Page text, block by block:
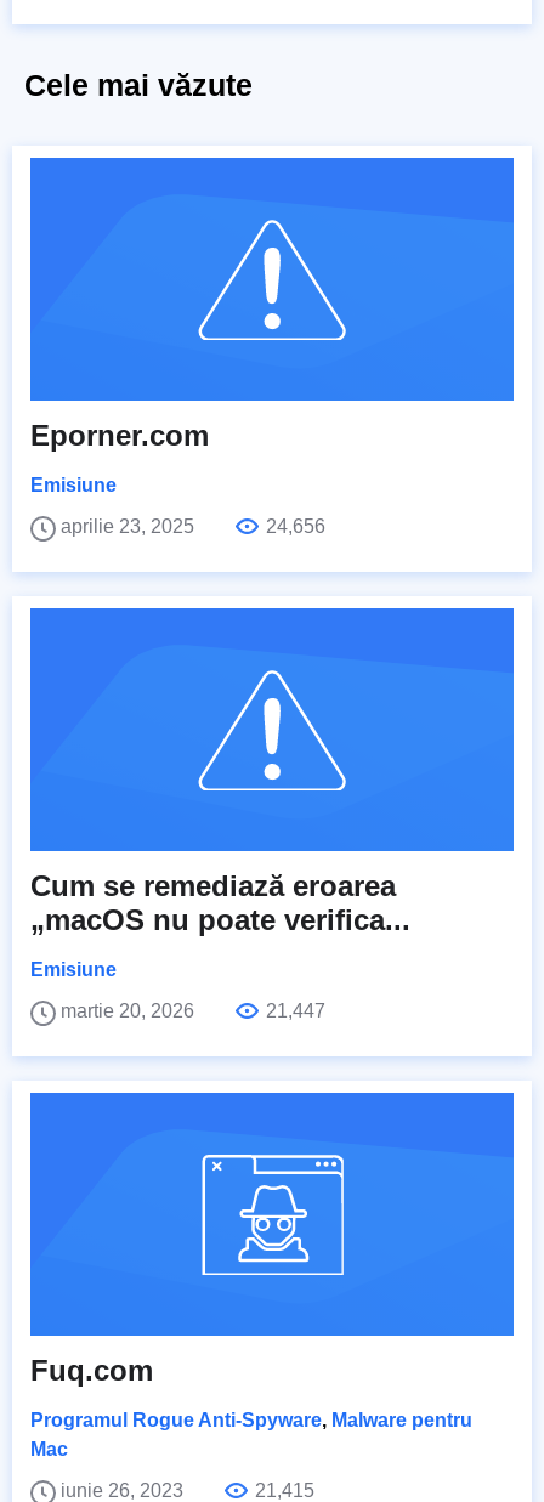
Cele mai văzute
Eporner.com
Emisiune
aprilie 23, 2025
24,656
Cum se remediază eroarea
„macOS nu poate verifica...
Emisiune
martie 20, 2026
21,447
Fuq.com
Programul Rogue Anti-Spyware, Malware pentru
Mac
iunie 26, 2023
21,415